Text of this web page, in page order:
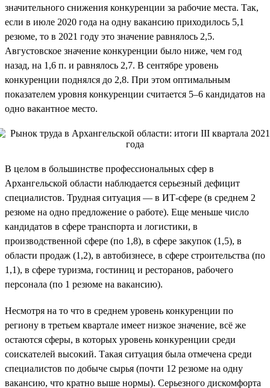
значительного снижения конкуренции за рабочие места. Так,
если в июле 2020 года на одну вакансию приходилось 5,1
резюме, то в 2021 году это значение равнялось 2,5.
Августовское значение конкуренции было ниже, чем год
назад, на 1,6 п. и равнялось 2,7. В сентябре уровень
конкуренции поднялся до 2,8. При этом оптимальным
показателем уровня конкуренции считается 5–6 кандидатов на
одно вакантное место.
В целом в большинстве профессиональных сфер в
Архангельской области наблюдается серьезный дефицит
специалистов. Трудная ситуация — в ИТ-сфере (в среднем 2
резюме на одно предложение о работе). Еще меньше число
кандидатов в сфере транспорта и логистики, в
производственной сфере (по 1,8), в сфере закупок (1,5), в
области продаж (1,2), в автобизнесе, в сфере строительства (по
1,1), в сфере туризма, гостиниц и ресторанов, рабочего
персонала (по 1 резюме на вакансию).
Несмотря на то что в среднем уровень конкуренции по
региону в третьем квартале имеет низкое значение, всё же
остаются сферы, в которых уровень конкуренции среди
соискателей высокий. Такая ситуация была отмечена среди
специалистов по добыче сырья (почти 12 резюме на одну
вакансию, что кратно выше нормы). Серьезного дискомфорта